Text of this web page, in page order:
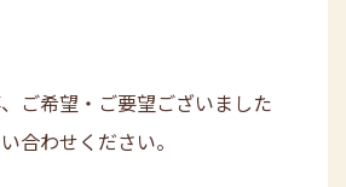
ご希望・ご要望ございました
合わせください。